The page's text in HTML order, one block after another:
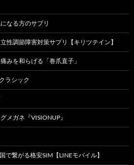
なる方のサプリ
性調節障害対策サプリ【キリツテイン】
みを和らげる「巻爪直子」
ラシック
メガネ『VISIONUP』
で繋がる格安SIM【LINEモバイル】